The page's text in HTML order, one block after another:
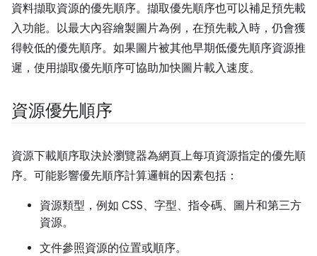
資料擷取資源的優先順序。擷取優先順序也可以補足預先載
入功能。以最大內容繪製圖片為例，在預先載入時，仍會獲
得較低的優先順序。如果圖片被其他早期低優先順序資源推
遲，使用擷取優先順序可協助加快圖片載入速度。
資源優先順序
資源下載順序取決於瀏覽器為網頁上每項資源指定的優先順
序。可能影響優先順序計算邏輯的因素包括：
資源類型，例如 CSS、字型、指令碼、圖片和第三方
資源。
文件參照資源的位置或順序。